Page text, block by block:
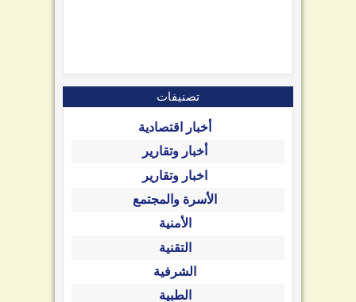
تصنيفات
أخبار اقتصادية
أخبار وتقارير
اخبار وتقارير
الأسرة والمجتمع
الأمنية
التقنية
الشرفية
الطبية